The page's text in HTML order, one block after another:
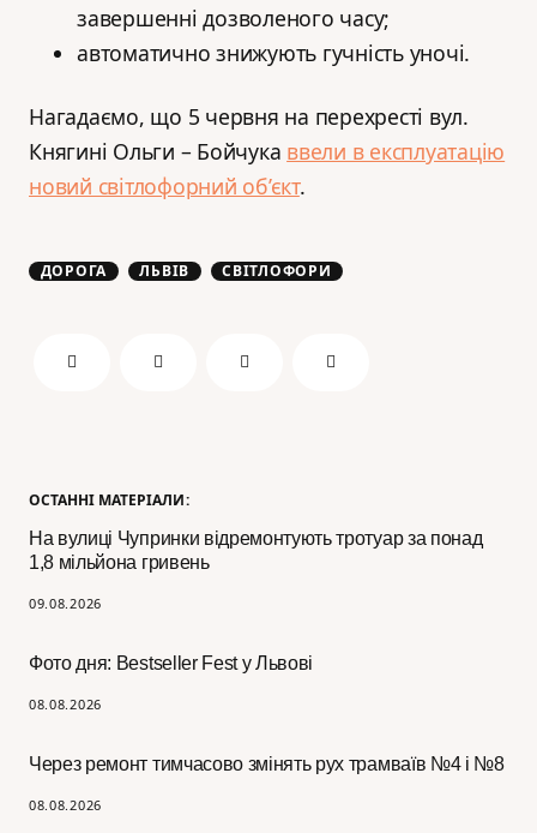
ОСТАННІ МАТЕРІАЛИ:
На вулиці Чупринки відремонтують тротуар за понад
1,8 мільйона гривень
09.08.2026
Фото дня: Bestseller Fest у Львові
08.08.2026
Через ремонт тимчасово змінять рух трамваїв №4 і №8
08.08.2026
завершенні дозволеного часу;
автоматично знижують гучність уночі.
Нагадаємо, що 5 червня на перехресті вул.
Княгині Ольги – Бойчука ввели в експлуатацію
новий світлофорний об’єкт.
ДОРОГА ЛЬВІВ СВІТЛОФОРИ